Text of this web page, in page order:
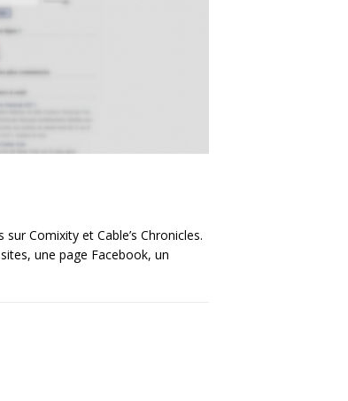
Comixity et Cable’s Chronicles.
une page Facebook, un